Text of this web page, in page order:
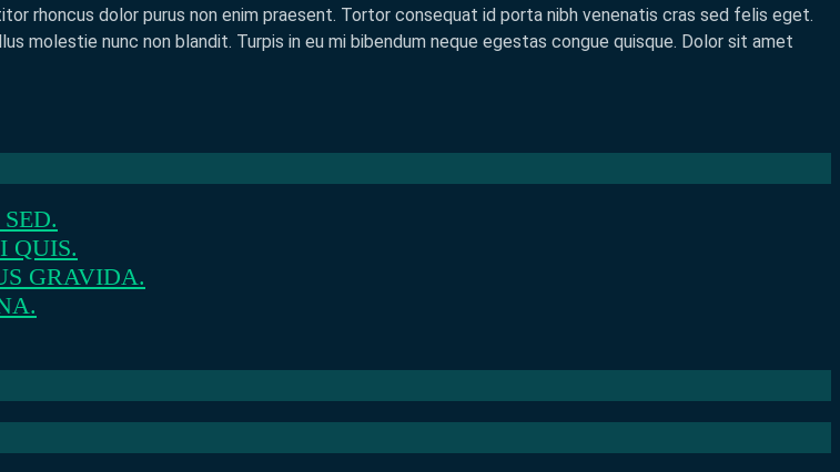
rhoncus dolor purus non enim praesent. Tortor consequat id porta nibh venenatis cras sed felis eget.
molestie nunc non blandit. Turpis in eu mi bibendum neque egestas congue quisque. Dolor sit amet
QUIS.
GRAVIDA.